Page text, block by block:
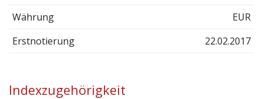
Währung
EUR
Erstnotierung
22.02.2017
Indexzugehörigkeit